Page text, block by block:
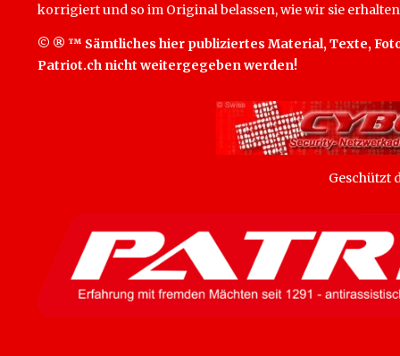
korrigiert und so im Original belassen, wie wir sie
© ® ™ Sämtliches hier publiziertes Material, Texte,
Patriot.ch nicht weitergegeben werden!
Geschützt